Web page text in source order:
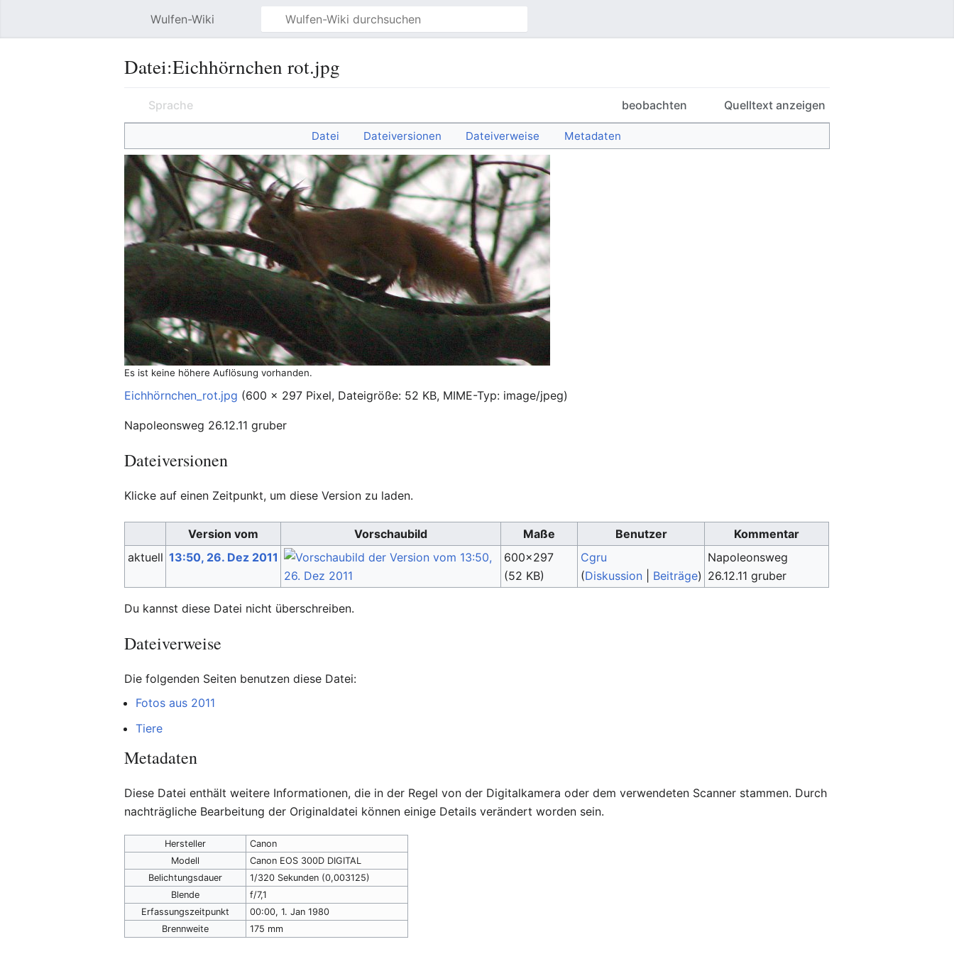
Wulfen-Wiki
Datei:Eichhörnchen rot.jpg
Sprache beobachten Quelltext anzeigen
Datei Dateiversionen Dateiverweise Metadaten
Es ist keine höhere Auflösung vorhanden.
Eichhörnchen_rot.jpg (600 × 297 Pixel, Dateigröße: 52 KB, MIME-Typ: image/jpeg)
Napoleonsweg 26.12.11 gruber
Dateiversionen
Klicke auf einen Zeitpunkt, um diese Version zu laden.
Version vom Vorschaubild Maße Benutzer
Kommentar
aktuell 13:50, 26. Dez 2011
600×297
(52 KB)
Cgru
(Diskussion| Beiträge)
Napoleonsweg
26.12.11 gruber
Du kannst diese Datei nicht überschreiben.
Dateiverweise
Die folgenden Seiten benutzen diese Datei:
Fotos aus 2011
Tiere
Metadaten
Diese Datei enthält weitere Informationen, die in der Regel von der Digitalkamera oder dem verwendeten Scanner stammen. Durch
nachträgliche Bearbeitung der Originaldatei können einige Details verändert worden sein.
Hersteller
Canon
Modell
Canon EOS 300D DIGITAL
Belichtungsdauer
1/320 Sekunden (0,003125)
Blende
f/7,1
Erfassungszeitpunkt
00:00, 1. Jan 1980
Brennweite
175 mm